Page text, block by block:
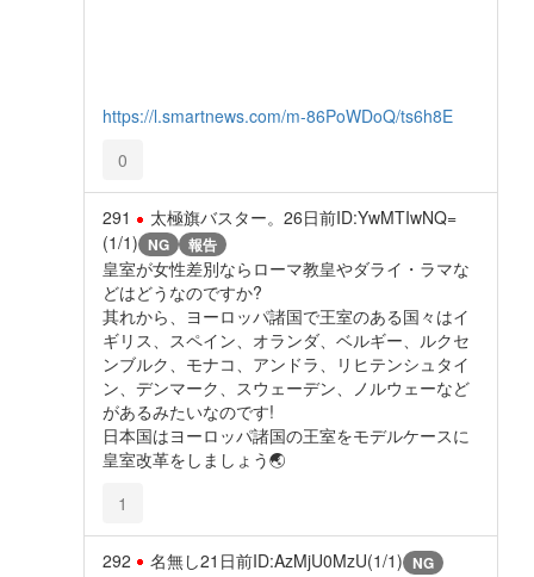
https://l.smartnews.com/m-86PoWDoQ/ts6h8E
0
291 太極旗バスター。 26日前ID:YwMTIwNQ=
(1/1) NG 報告
皇室が女性差別ならローマ教皇やダライ・ラマな
どはどうなのですか?
其れから、ヨーロッパ諸国で王室のある国々はイ
ギリス、スペイン、オランダ、ベルギー、ルクセ
ンブルク、モナコ、アンドラ、リヒテンシュタイ
ン、デンマーク、スウェーデン、ノルウェーなど
があるみたいなのです!
日本国はヨーロッパ諸国の王室をモデルケースに
皇室改革をしましょう🌏️
1
292 名無し21日前ID:AzMjU0MzU(1/1) NG